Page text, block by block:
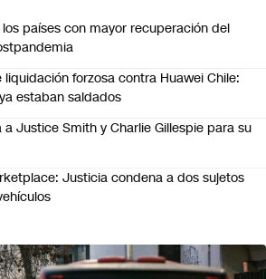
países con mayor recuperación del
forzosa contra Huawei Chile:
estaban saldados
Justice Smith y Charlie Gillespie para su
Justicia condena a dos sujetos